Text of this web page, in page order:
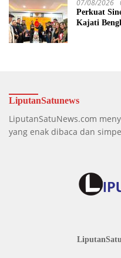
07/08/2026
Perkuat
Kajati
LiputanSatunews
LiputanSatuNews.com
yang enak dibaca dan